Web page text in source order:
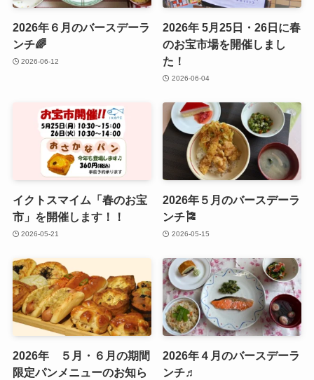
2026年６月のバースデーラ
ンチ🌈
2026-06-12
2026年 5月25日・26日に春
のお宝市場を開催しまし
た！
2026-06-04
イクトスマイム「春のお宝
市」を開催します！！
2026-05-21
2026年５月のバースデーラ
ンチ🎏
2026-05-15
2026年 ５月・６月の期間
限定パンメニューのお知ら
2026年４月のバースデーラ
ンチ♬